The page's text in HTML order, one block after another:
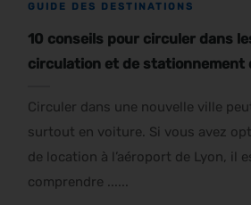
GUIDE DES DESTINATIONS
10 conseils pour circuler dans
circulation et de stationnement
Circuler dans une nouvelle ville
surtout en voiture. Si vous avez
de location à l’aéroport de Lyon, il
comprendre ......